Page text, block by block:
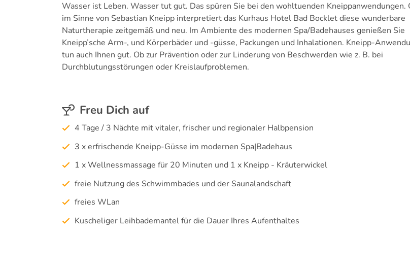
Wasser ist Leben. Wasser tut gut. Das spüren Sie bei den wohltuenden Kneippanwendungen.
im Sinne von Sebastian Kneipp interpretiert das Kurhaus Hotel Bad Bocklet diese wunderbare
Naturtherapie zeitgemäß und neu. Im Ambiente des modernen Spa/Badehauses genießen Sie
Kneipp’sche Arm-, und Körperbäder und -güsse, Packungen und Inhalationen. Kneipp-
tun auch Ihnen gut. Ob zur Prävention oder zur Linderung von Beschwerden wie z. B. bei
Durchblutungsstörungen oder Kreislaufproblemen.
Freu Dich auf
4 Tage / 3 Nächte mit vitaler, frischer und regionaler Halbpension
3 x erfrischende Kneipp-Güsse im modernen Spa|Badehaus
1 x Wellnessmassage für 20 Minuten und 1 x Kneipp - Kräuterwickel
freie Nutzung des Schwimmbades und der Saunalandschaft
freies WLan
Kuscheliger Leihbademantel für die Dauer Ihres Aufenthaltes